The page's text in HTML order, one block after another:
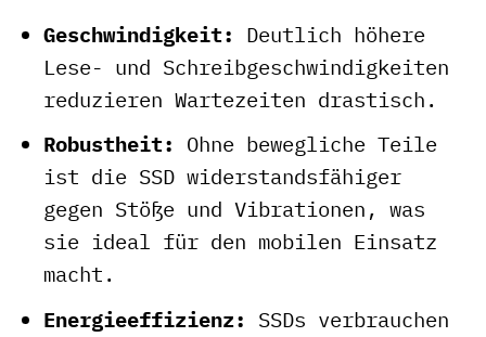
Geschwindigkeit: Deutlich höhere
Lese- und Schreibgeschwindigkeiten
reduzieren Wartezeiten drastisch.
Robustheit: Ohne bewegliche Teile
ist die SSD widerstandsfähiger
gegen Stöße und Vibrationen, was
sie ideal für den mobilen Einsatz
macht.
Energieeffizienz: SSDs verbrauchen